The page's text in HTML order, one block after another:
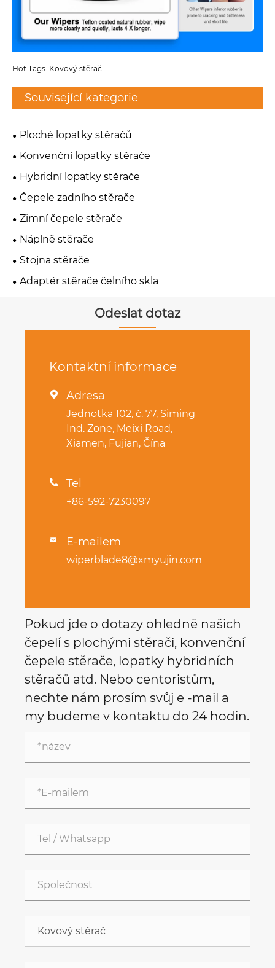
Hot Tags: Kovový stěrač
Související kategorie
Ploché lopatky stěračů
Konvenční lopatky stěrače
Hybridní lopatky stěrače
Čepele zadního stěrače
Zimní čepele stěrače
Náplně stěrače
Stojna stěrače
Adaptér stěrače čelního skla
Odeslat dotaz
Kontaktní informace
 Adresa
Jednotka 102, č. 77, Siming
Ind. Zone, Meixi Road,
Xiamen, Fujian, Čína
 Tel
+86-592-7230097
 E-mailem
wiperblade8@xmyujin.com
Pokud jde o dotazy ohledně našich
čepelí s plochými stěrači, konvenční
čepele stěrače, lopatky hybridních
stěračů atd. Nebo centoristům,
nechte nám prosím svůj e -mail a
my budeme v kontaktu do 24 hodin.